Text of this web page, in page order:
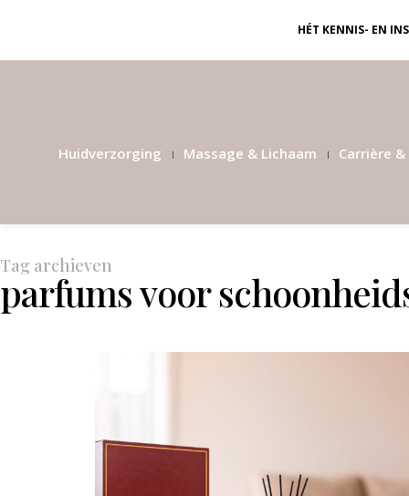
HÉT KENNIS- EN
Huidverzorging Massage & Lichaam Carrière
Tag archieven
parfums voor